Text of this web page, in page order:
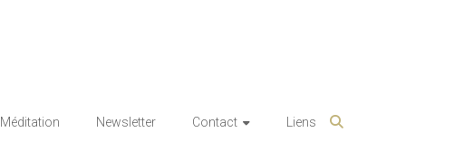
Méditation Newsletter Contact Liens